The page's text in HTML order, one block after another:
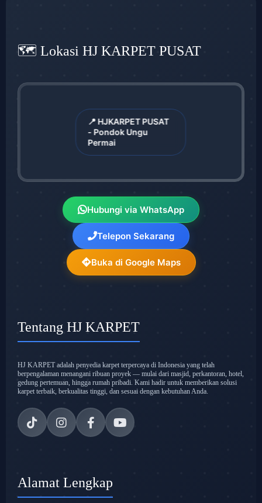
🗺️ Lokasi HJ KARPET PUSAT
📍 HJKARPET PUSAT
- Pondok Ungu
Permai
Hubungi via WhatsApp
Telepon Sekarang
Buka di Google Maps
Tentang HJ KARPET
HJ KARPET adalah penyedia karpet terpercaya di Indonesia yang telah
berpengalaman menangani ribuan proyek — mulai dari masjid, perkantoran, hotel,
gedung pertemuan, hingga rumah pribadi. Kami hadir untuk memberikan solusi
karpet terbaik, berkualitas tinggi, dan sesuai dengan kebutuhan Anda.
Alamat Lengkap